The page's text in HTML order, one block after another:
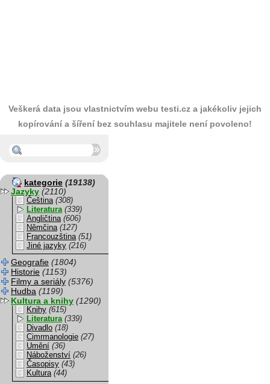
Veškerá data jsou vlastnictvím webu testi.cz a jakékoliv jejich
kopírování a šíření bez souhlasu majitele není povoleno!
kategorie (19138)
Jazyky (2110)
Čeština (308)
Literatura (339)
Angličtina (606)
Němčina (127)
Francouzština (51)
Jiné jazyky (216)
Geografie (1804)
Historie (1153)
Filmy a seriály (5376)
Hudba (1199)
Kultura a knihy (1290)
Knihy (615)
Literatura (339)
Divadlo (18)
Cimrmanologie (27)
Umění (36)
Náboženství (26)
Časopisy (43)
Kultura (44)